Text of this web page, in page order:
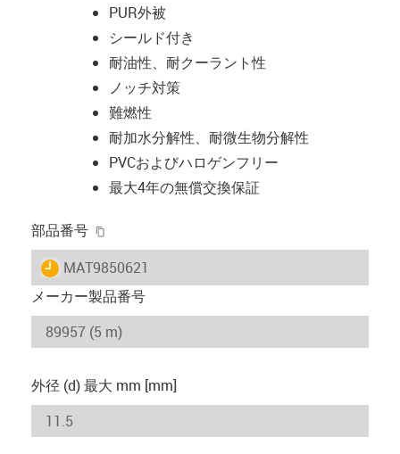
PUR外被
シールド付き
耐油性、耐クーラント性
ノッチ対策
難燃性
耐加水分解性、耐微生物分解性
PVCおよびハロゲンフリー
最大4年の無償交換保証
部品番号
igus-icon-lieferzeit
MAT9850621
メーカー製品番号
外径 (d) 最大 mm [mm]